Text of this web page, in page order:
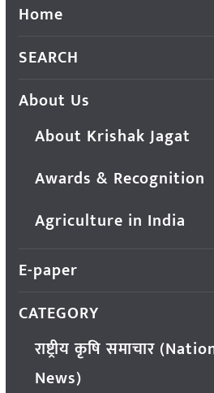
Home
SEARCH
About Us
About Krishak Jagat
Awards & Recognition
Agriculture in India
E-paper
CATEGORY
राष्ट्रीय कृषि समाचार
News)